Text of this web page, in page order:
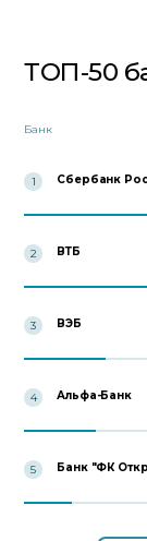
ТОП-50
Банк
1 Сбербанк
2 ВТБ
3 ВЭБ
4 Альфа-Банк
5 Банк "ФК